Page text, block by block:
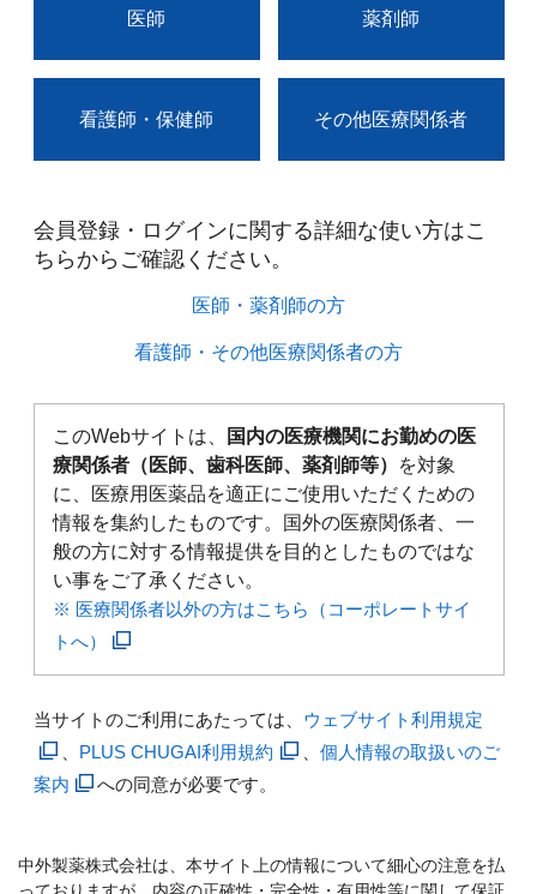
医師 薬剤師
看護師・保健師 その他医療関係者
会員登録・ログインに関する詳細な使い方はこ
ちらからご確認ください。​
医師・薬剤師の方​
看護師・その他医療関係者の方​
このWebサイトは、
国内の医療機関にお勤めの医
療関係者（医師、歯科医師、薬剤師等）
を対象
に、医療用医薬品を適正にご使用いただくための
情報を集約したものです。国外の医療関係者、一
般の方に対する情報提供を目的としたものではな
い事をご了承ください。
※ 医療関係者以外の方はこちら（コーポレートサイ
トへ）
当サイトのご利用にあたっては、 ウェブサイト利用規定
PLUS CHUGAI利用規約
個人情報の取扱いのご
案内
への同意が必要です。
中外製薬株式会社は、本サイト上の情報について細心の注意を払
っておりますが、内容の正確性・完全性・有用性等に関して保証